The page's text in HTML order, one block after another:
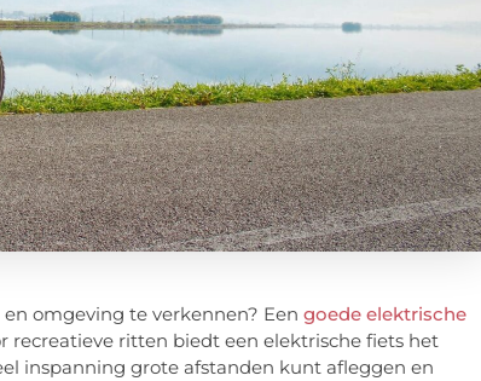
omgeving te verkennen? Een goede elektrische
recreatieve ritten biedt een elektrische fiets het
inspanning grote afstanden kunt afleggen en